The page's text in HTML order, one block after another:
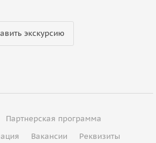
экскурсию
Партнерская программа
Вакансии Реквизиты